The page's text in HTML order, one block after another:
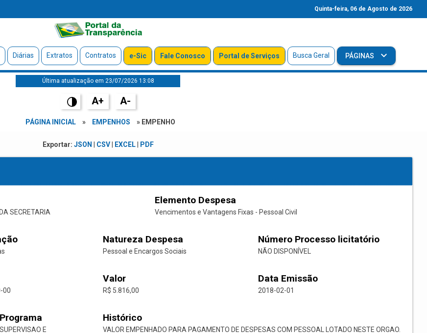
Quinta-feira, 06 de Agosto de 2026
Diárias Extratos Contratos e-Sic Fale Conosco Portal de Serviços Busca Geral PÁGINAS
Última atualização em 23/07/2026 13:08
A+ A-
PÁGINA INICIAL » EMPENHOS » EMPENHO
Exportar: JSON CSV| EXCEL| PDF
SECRETARIA
Elemento Despesa
Vencimentos e Vantagens Fixas - Pessoal Civil
Natureza Despesa
Pessoal e Encargos Sociais
Número Processo licitatório
NÃO DISPONÍVEL
00
Valor
R$ 5.816,00
Data Emissão
2018-02-01
Programa
SUPERVISAO E
Histórico
VALOR EMPENHADO PARA PAGAMENTO DE DESPESAS COM PESSOAL LOTADO NESTE ORGAO.